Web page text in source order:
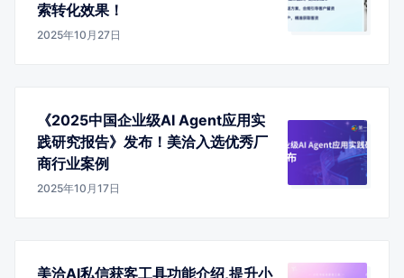
索转化效果！
2025年10月27日
《2025中国企业级AI Agent应用实
践研究报告》发布！美洽入选优秀厂
商行业案例
2025年10月17日
美洽AI私信获客工具功能介绍,提升小